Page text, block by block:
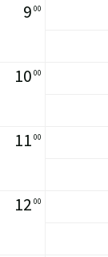
9 00
10 00
11 00
12 00